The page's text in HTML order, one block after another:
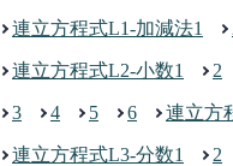
連立方程式L1-加減法1
連立方程式L2-小数1 2
3 4 5 6 連立方
連立方程式L3-分数1 2